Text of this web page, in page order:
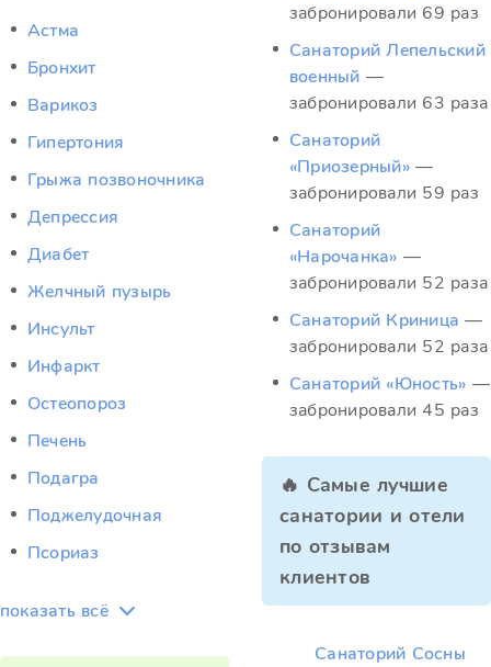
Астма
Бронхит
Варикоз
Гипертония
Грыжа позвоночника
Депрессия
Диабет
Желчный пузырь
Инсульт
Инфаркт
Остеопороз
Печень
Подагра
Поджелудочная
Псориаз
показать всё
забронировали 69 раз
Санаторий Лепельский
военный —
забронировали 63 раза
Санаторий
«Приозерный» —
забронировали 59 раз
Санаторий
«Нарочанка» —
забронировали 52 раза
Санаторий Криница —
забронировали 52 раза
Санаторий «Юность» —
забронировали 45 раз
🔥 Самые лучшие
санатории и отели
по отзывам
клиентов
Санаторий Сосны